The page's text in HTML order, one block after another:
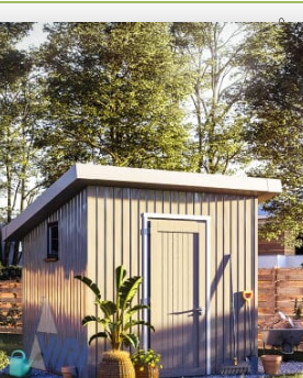
BRUKTE VARER